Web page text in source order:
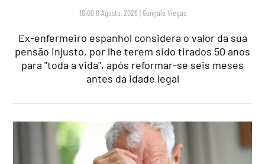
16:00 6 Agosto, 2026 | Gonçalo Viegas
Ex-enfermeiro espanhol considera o valor da sua
pensão injusto, por lhe terem sido tirados 50 anos
para "toda a vida", após reformar-se seis meses
antes da idade legal